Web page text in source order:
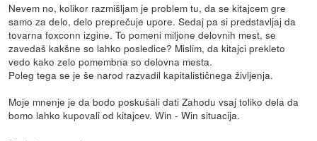
Nevem no, kolikor razmišljam je problem tu, da se kitajcem gre
samo za delo, delo preprečuje upore. Sedaj pa si predstavljaj da
tovarna foxconn izgine. To pomeni miljone delovnih mest, se
zavedaš kakšne so lahko posledice? Mislim, da kitajci prekleto
vedo kako zelo pomembna so delovna mesta.
Poleg tega se je še narod razvadil kapitalističnega življenja.
Moje mnenje je da bodo poskušali dati Zahodu vsaj toliko dela da
bomo lahko kupovali od kitajcev. Win - Win situacija.